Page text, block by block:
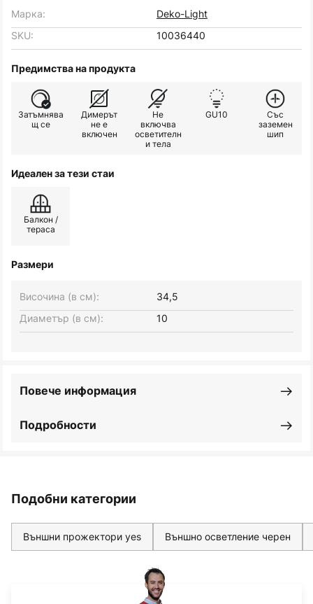
Марка:
Deko-Light
SKU:
10036440
Предимства на продукта
Затъмнява
щ се
Димерът
не е
включен
Не
включва
осветителн
и тела
GU10
Със
заземен
шип
Идеален за тези стаи
Балкон /
тераса
Размери
Височина (в см):
34,5
Диаметър (в см):
10
Подробности
Повече информация
Подобни категории
Външни прожектори yes Външно осветление черен